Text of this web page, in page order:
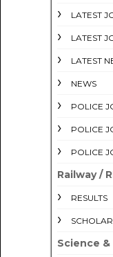
LATEST
LATEST
LATEST
NEWS
POLICE
POLICE
POLICE
Railway /
RESULTS
Science